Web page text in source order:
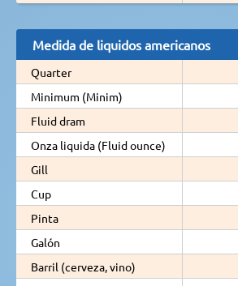
Medida de liquidos americanos
Quarter
Minimum (Minim)
Fluid dram
Onza liquida (Fluid ounce)
Gill
Cup
Pinta
Galón
Barril (cerveza, vino)